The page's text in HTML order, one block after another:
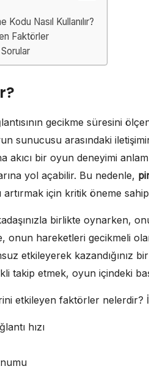
Kodu Nasıl Kullanılır?
Faktörler
gecikme süresini
sunucusu arasındaki
akıcı bir oyun deneyimi
yol açabilir. Bu nedenle,
artırmak için kritik öneme
birlikte oynarken,
onun hareketleri gecikmeli
etkileyerek kazandığınız
takip etmek, oyun içindeki
etkileyen faktörler nelerdir?
hızı